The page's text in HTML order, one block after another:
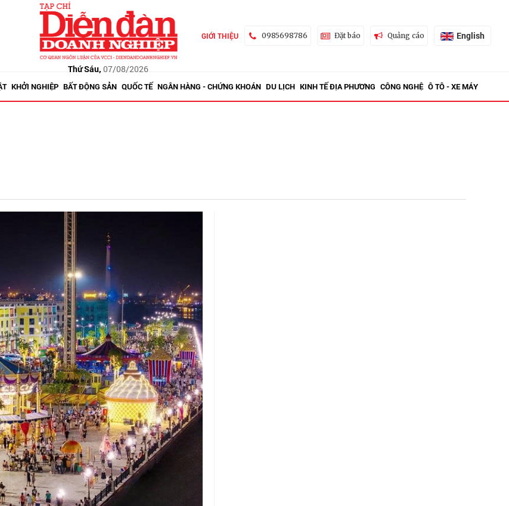
Thứ Sáu, 07/08/2026
GIỚI THIỆU 0985698786 Đặt báo Quảng cáo English
KHỞI NGHIỆP BẤT ĐỘNG SẢN QUỐC TẾ NGÂN HÀNG - CHỨNG KHOÁN DU LỊCH KINH TẾ ĐỊA PHƯƠNG CÔNG NGHỆ Ô TÔ - XE MÁY